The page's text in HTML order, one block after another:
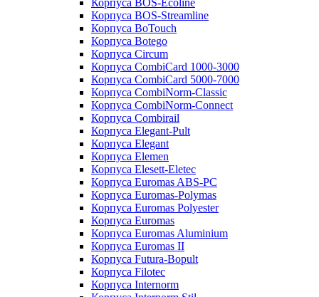
Корпуса BOS-Streamline
Корпуса BoTouch
Корпуса Botego
Корпуса Circum
Корпуса CombiCard 1000-3000
Корпуса CombiCard 5000-7000
Корпуса CombiNorm-Classic
Корпуса CombiNorm-Connect
Корпуса Combirail
Корпуса Elegant-Pult
Корпуса Elegant
Корпуса Elemen
Корпуса Elesett-Eletec
Корпуса Euromas ABS-PC
Корпуса Euromas-Polymas
Корпуса Euromas Polyester
Корпуса Euromas
Корпуса Euromas Aluminium
Корпуса Euromas II
Корпуса Futura-Bopult
Корпуса Filotec
Корпуса Internorm